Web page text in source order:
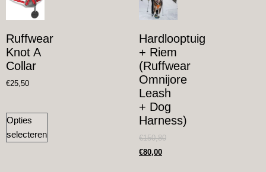
Ruffwear
Knot A
Collar
€25,50
Opties
selecteren
Hardlooptuig
+ Riem
(Ruffwear
Omnijore
Leash
+ Dog
Harness)
€150,80
€80,00